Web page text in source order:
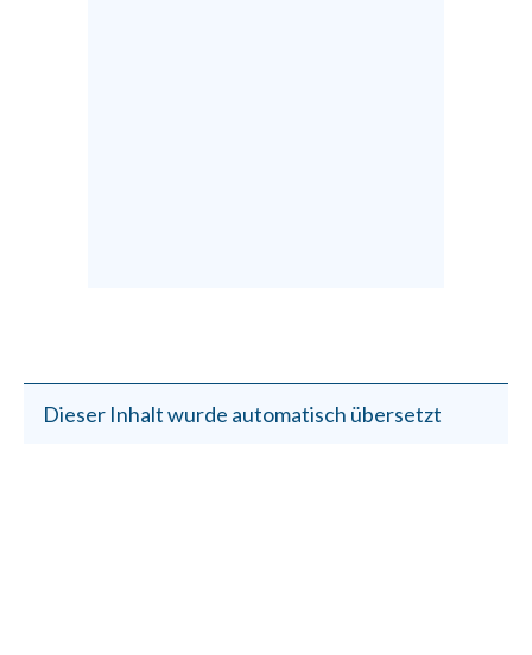
Dieser Inhalt wurde automatisch übersetzt